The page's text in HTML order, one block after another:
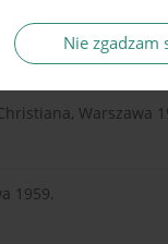
Nie zgadzam
nr 33, 1998.
Warszawa
1959.